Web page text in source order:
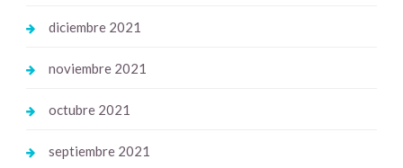
diciembre 2021
noviembre 2021
octubre 2021
septiembre 2021